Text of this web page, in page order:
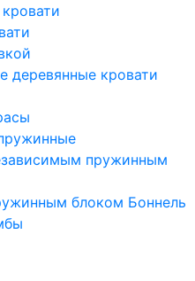
деревянные кровати
пружинным
блоком Боннель